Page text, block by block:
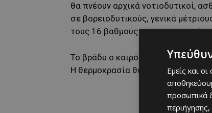
θα πνέουν αρχικά νοτιοδυτικοί,
σε βορειοδυτικούς, γενικά
τους 16 βαθμούς στο εσωτερικό
Το βράδυ ο καιρός θα είναι
Η θερμοκρασία θα υποχωρήσει
Εμείς και
προσωπικά
περιήγησης,